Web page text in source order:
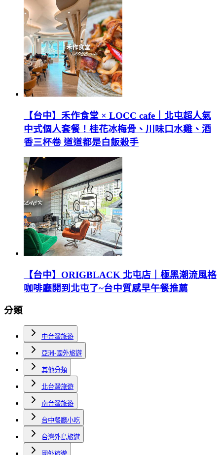
【台中】禾作食堂 × LOCC cafe｜北屯超人氣
中式個人套餐！桂花冰梅骨、川味口水雞、酒
香三杯卷 道道都是白飯殺手
【台中】ORIGBLACK 北屯店｜極黑潮流風格
咖啡廳開到北屯了~台中質感早午餐推薦
分類
中台灣旅遊
亞洲-國外旅遊
其他分類
北台灣旅遊
南台灣旅遊
台中餐廳小吃
台灣外島旅遊